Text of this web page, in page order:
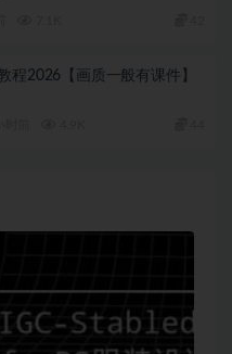
程2026【画质一般有课件】